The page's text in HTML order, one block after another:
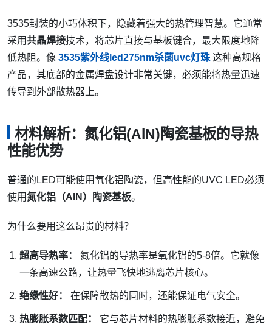
3535封装的小巧体积下，隐藏着强大的热管理智慧。它通常
采用共晶焊接技术，将芯片直接与基板键合，最大限度地降
低热阻。像 3535紫外线led275nm杀菌uvc灯珠 这种高规格
产品，其底部的金属焊盘设计非常关键，必须能将热量迅速
传导到外部散热器上。
材料解析：氮化铝(AlN)陶瓷基板的导热
性能优势
普通的LED可能使用氧化铝陶瓷，但高性能的UVC LED必须
使用氮化铝（AlN）陶瓷基板。
为什么要用这么昂贵的材料？
超高导热率：
氮化铝的导热率是氧化铝的5-8倍。它就像
一条高速公路，让热量飞快地逃离芯片核心。
绝缘性好： 在保障散热的同时，还能保证电气安全。
热膨胀系数匹配：
它与芯片材料的热膨胀系数接近，避免